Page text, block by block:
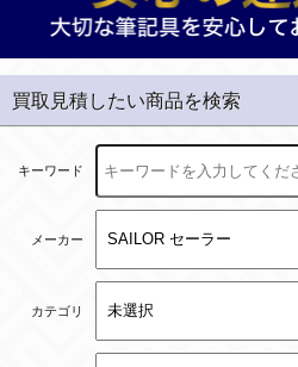
買取見積したい商品を検索
キーワード
メーカー
カテゴリ